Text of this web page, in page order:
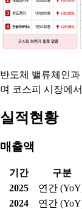
반도체 밸류체인
며 코스피 시장에
실적현황
매출액
기간 구분
2025
연간
2024
연간